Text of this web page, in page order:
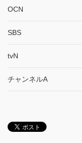
OCN
SBS
tvN
チャンネルA